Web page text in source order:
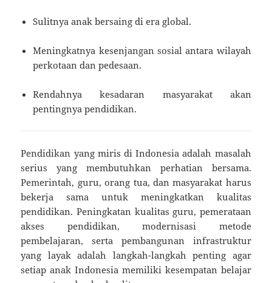
Sulitnya anak bersaing di era global.
Meningkatnya kesenjangan sosial antara wilayah
perkotaan dan pedesaan.
Rendahnya kesadaran masyarakat akan
pentingnya pendidikan.
Pendidikan yang miris di Indonesia adalah masalah
serius yang membutuhkan perhatian bersama.
Pemerintah, guru, orang tua, dan masyarakat harus
bekerja sama untuk meningkatkan kualitas
pendidikan. Peningkatan kualitas guru, pemerataan
akses pendidikan, modernisasi metode
pembelajaran, serta pembangunan infrastruktur
yang layak adalah langkah-langkah penting agar
setiap anak Indonesia memiliki kesempatan belajar